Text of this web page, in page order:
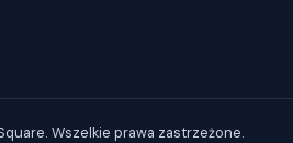
Wszelkie prawa zastrzeżone.